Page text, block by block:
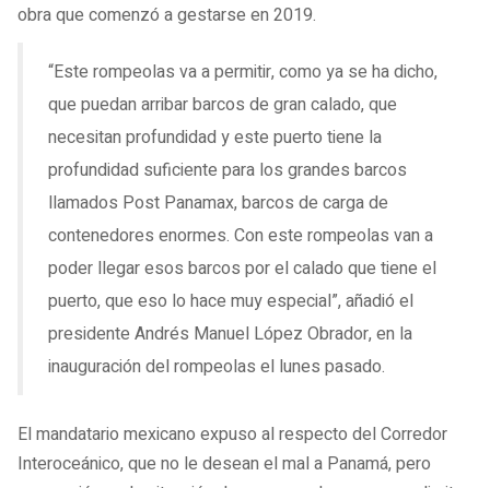
obra que comenzó a gestarse en 2019.
“Este rompeolas va a permitir, como ya se ha dicho,
que puedan arribar barcos de gran calado, que
necesitan profundidad y este puerto tiene la
profundidad suficiente para los grandes barcos
llamados Post Panamax, barcos de carga de
contenedores enormes. Con este rompeolas van a
poder llegar esos barcos por el calado que tiene el
puerto, que eso lo hace muy especial”, añadió el
presidente Andrés Manuel López Obrador, en la
inauguración del rompeolas el lunes pasado.
El mandatario mexicano expuso al respecto del Corredor
Interoceánico, que no le desean el mal a Panamá, pero